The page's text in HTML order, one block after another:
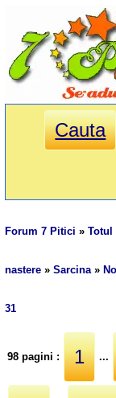
Cauta
Forum 7 Pitici »Totul
nastere »Sarcina»
31
98 pagini : 1 ...